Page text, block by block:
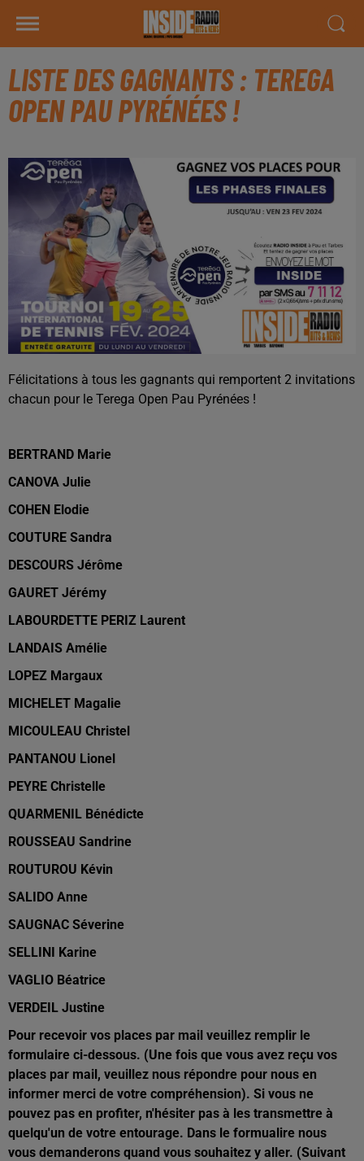
LISTE DES GAGNANTS : TEREGA
OPEN PAU PYRÉNÉES !
Félicitations à tous les gagnants qui remportent 2 invitations
chacun pour le Terega Open Pau Pyrénées !
BERTRAND Marie
CANOVA Julie
COHEN Elodie
COUTURE Sandra
DESCOURS Jérôme
GAURET Jérémy
LABOURDETTE PERIZ Laurent
LANDAIS Amélie
LOPEZ Margaux
MICHELET Magalie
MICOULEAU Christel
PANTANOU Lionel
PEYRE Christelle
QUARMENIL Bénédicte
ROUSSEAU Sandrine
ROUTUROU Kévin
SALIDO Anne
SAUGNAC Séverine
SELLINI Karine
VAGLIO Béatrice
VERDEIL Justine
Pour recevoir vos places par mail veuillez remplir le
formulaire ci-dessous. (Une fois que vous avez reçu vos
places par mail, veuillez nous répondre pour nous en
informer merci de votre compréhension). Si vous ne
pouvez pas en profiter, n'hésiter pas à les transmettre à
quelqu'un de votre entourage. Dans le formualire nous
vous demanderons quand vous souhaitez y aller. (Suivant